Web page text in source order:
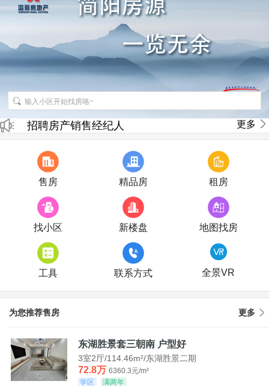
招聘房产销售经纪人
房产直播
更多
售房 精品房 租房
找小区 新楼盘 地图找房
工具 联系方式 全景VR
为您推荐售房 更多
东湖胜景套三朝南 户型好
3室2厅/114.46m²/东湖胜景二期
72.8万 6360.3元/m²
学区
满两年